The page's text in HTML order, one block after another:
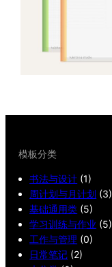
模板分类
书法与设计 (1)
周计划与月计划 (3)
基础通用类 (5)
学习训练与作业 (5)
工作与管理 (0)
日常笔记 (2)